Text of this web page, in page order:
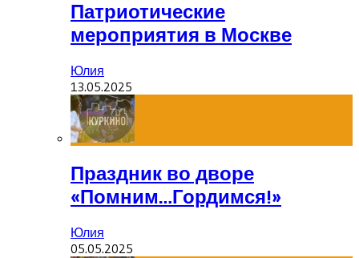
Патриотические
мероприятия в Москве
Юлия
13.05.2025
Праздник во дворе
«Помним…Гордимся!»
Юлия
05.05.2025